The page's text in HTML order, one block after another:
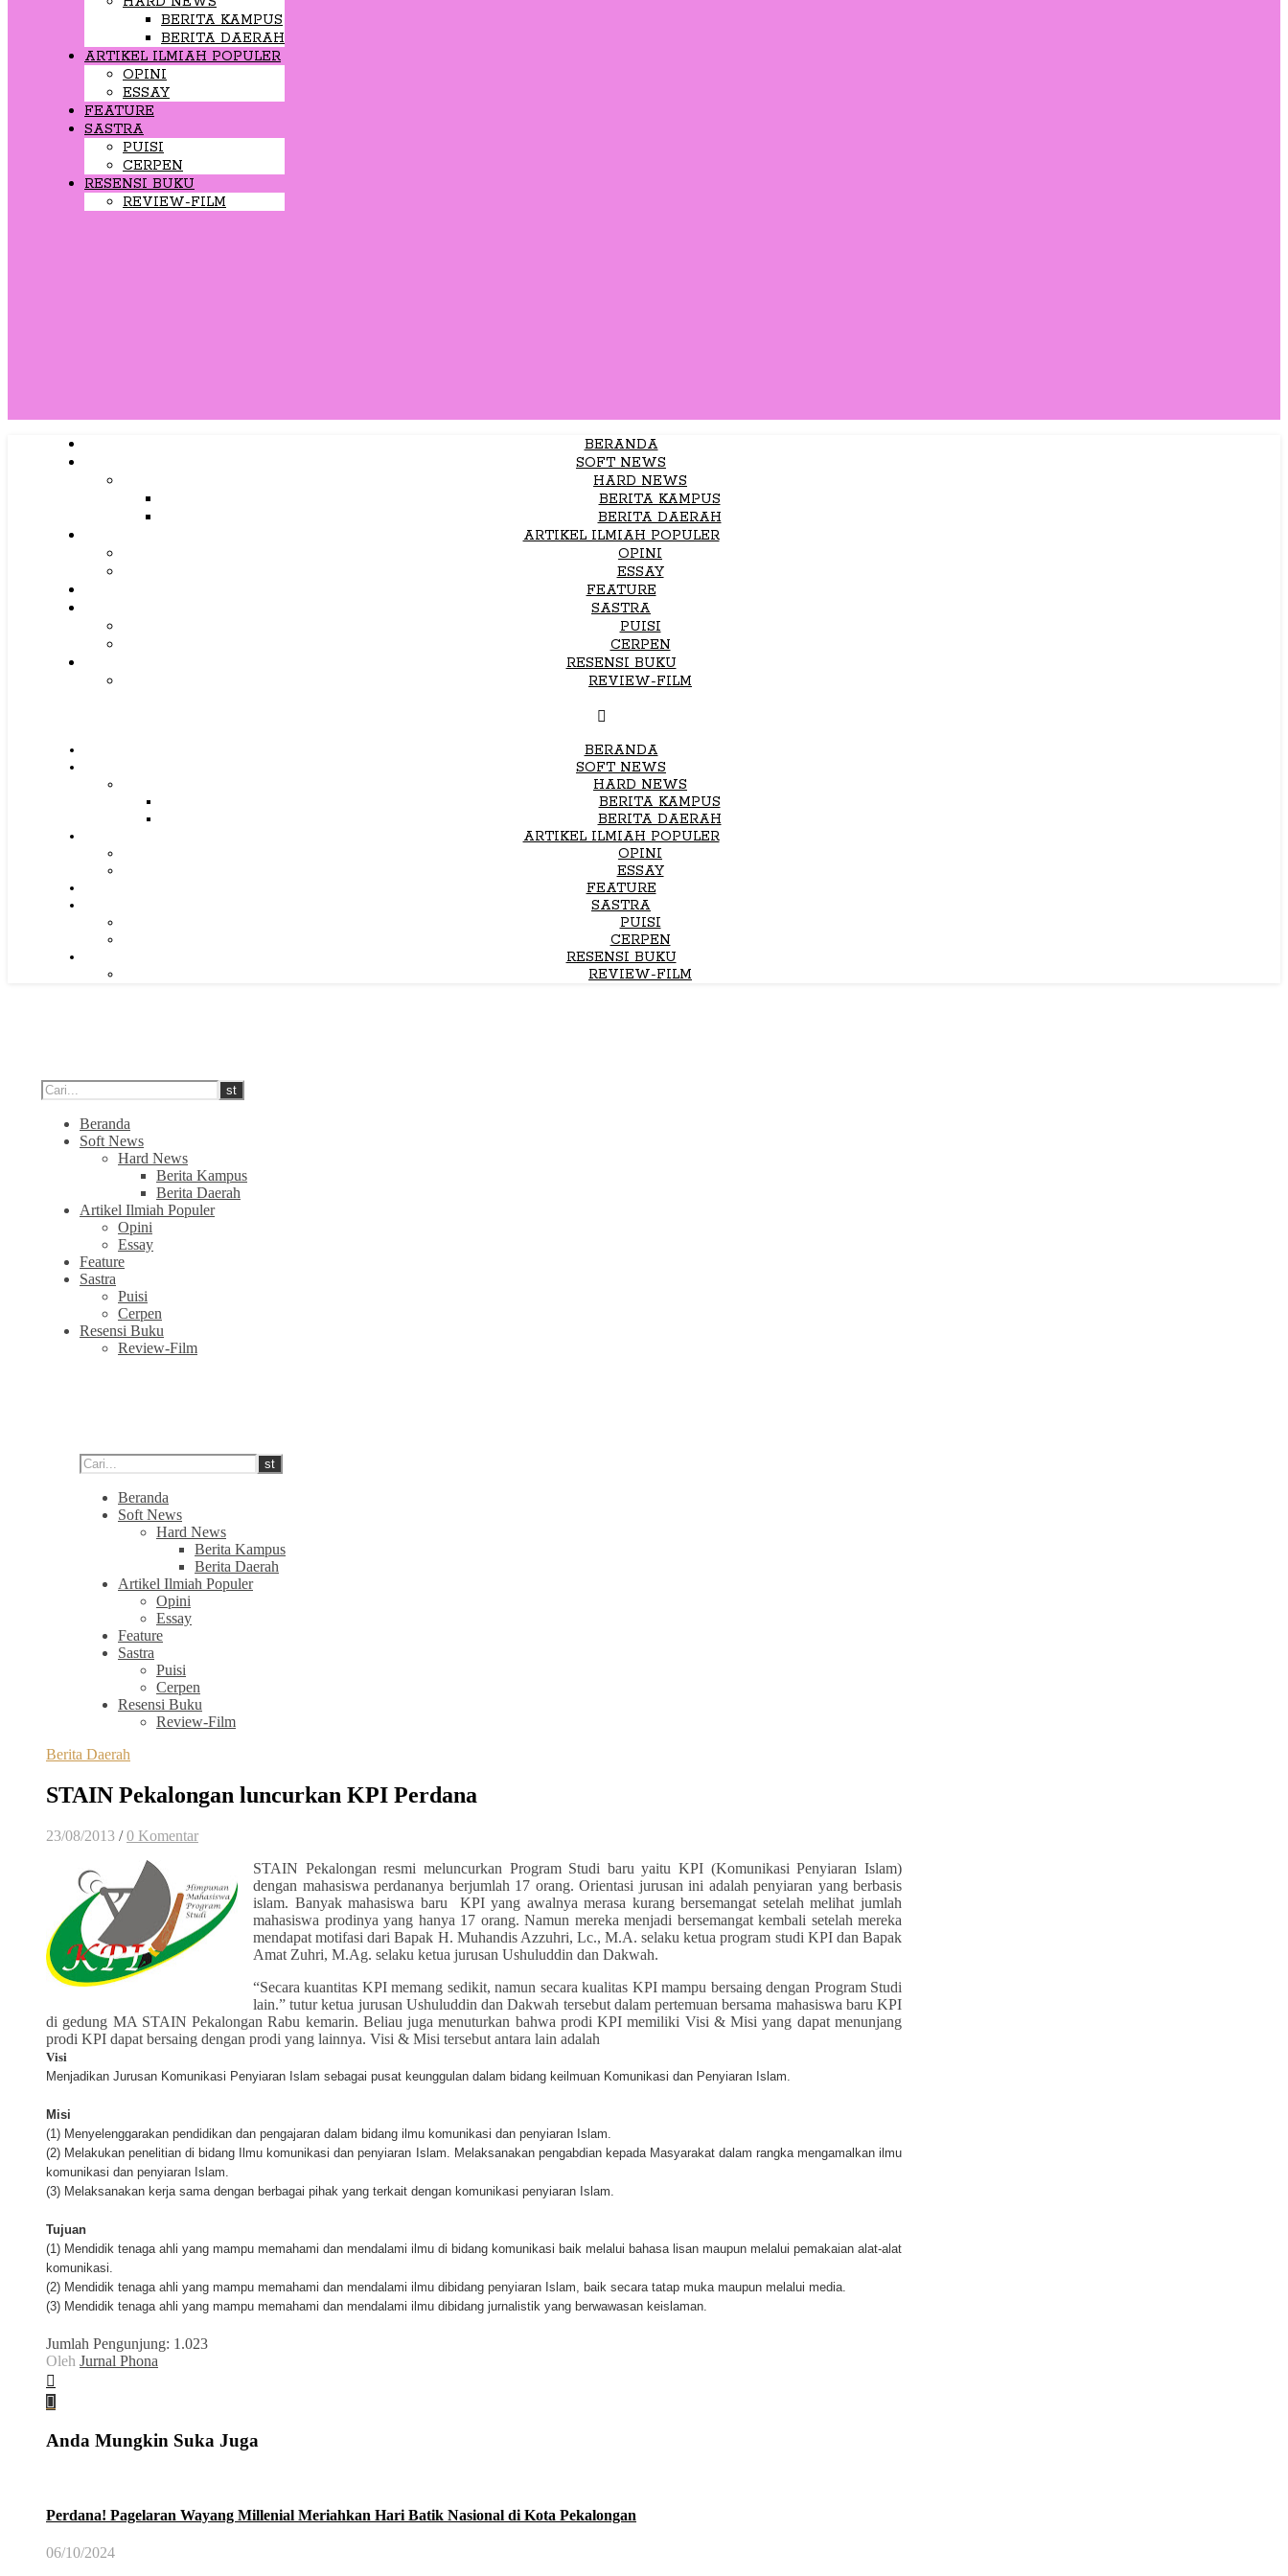
BERITA KAMPUS
BERITA DAERAH
ARTIKEL ILMIAH POPULER
OPINI
ESSAY
FEATURE
SASTRA
PUISI
CERPEN
RESENSI BUKU
REVIEW-FILM
BERANDA
SOFT NEWS
HARD NEWS
BERITA KAMPUS
BERITA DAERAH
ARTIKEL ILMIAH POPULER
OPINI
ESSAY
FEATURE
SASTRA
PUISI
CERPEN
RESENSI BUKU
REVIEW-FILM
BERANDA
SOFT NEWS
HARD NEWS
BERITA KAMPUS
BERITA DAERAH
ARTIKEL ILMIAH POPULER
OPINI
ESSAY
FEATURE
SASTRA
PUISI
CERPEN
RESENSI BUKU
REVIEW-FILM
Beranda
Soft News
Hard News
Berita Kampus
Berita Daerah
Artikel Ilmiah Populer
Opini
Essay
Feature
Sastra
Puisi
Cerpen
Resensi Buku
Review-Film
Beranda
Soft News
Hard News
Berita Kampus
Berita Daerah
Artikel Ilmiah Populer
Opini
Essay
Feature
Sastra
Puisi
Cerpen
Resensi Buku
Review-Film
Berita Daerah
STAIN Pekalongan luncurkan KPI Perdana
23/08/2013 / 0 Komentar
STAIN Pekalongan resmi meluncurkan Program Studi baru yaitu KPI (Komunikasi Penyiaran Islam)
dengan mahasiswa perdananya berjumlah 17 orang. Orientasi jurusan ini adalah penyiaran yang berbasis
islam. Banyak mahasiswa baru KPI yang awalnya merasa kurang bersemangat setelah melihat jumlah
mahasiswa prodinya yang hanya 17 orang. Namun mereka menjadi bersemangat kembali setelah mereka
mendapat motifasi dari Bapak H. Muhandis Azzuhri, Lc., M.A. selaku ketua program studi KPI dan Bapak
Amat Zuhri, M.Ag. selaku ketua jurusan Ushuluddin dan Dakwah.
“Secara kuantitas KPI memang sedikit, namun secara kualitas KPI mampu bersaing dengan Program Studi
lain.” tutur ketua jurusan Ushuluddin dan Dakwah tersebut dalam pertemuan bersama mahasiswa baru KPI
di gedung MA STAIN Pekalongan Rabu kemarin. Beliau juga menuturkan bahwa prodi KPI memiliki Visi & Misi yang dapat menunjang
prodi KPI dapat bersaing dengan prodi yang lainnya. Visi & Misi tersebut antara lain adalah
Visi
Menjadikan Jurusan Komunikasi Penyiaran Islam sebagai pusat keunggulan dalam bidang keilmuan Komunikasi dan Penyiaran Islam.
Misi
(1) Menyelenggarakan pendidikan dan pengajaran dalam bidang ilmu komunikasi dan penyiaran Islam.
(2) Melakukan penelitian di bidang Ilmu komunikasi dan penyiaran Islam. Melaksanakan pengabdian kepada Masyarakat dalam rangka mengamalkan ilmu
komunikasi dan penyiaran Islam.
(3) Melaksanakan kerja sama dengan berbagai pihak yang terkait dengan komunikasi penyiaran Islam.
Tujuan
(1) Mendidik tenaga ahli yang mampu memahami dan mendalami ilmu di bidang komunikasi baik melalui bahasa lisan maupun melalui pemakaian alat-alat
komunikasi.
(2) Mendidik tenaga ahli yang mampu memahami dan mendalami ilmu dibidang penyiaran Islam, baik secara tatap muka maupun melalui media.
(3) Mendidik tenaga ahli yang mampu memahami dan mendalami ilmu dibidang jurnalistik yang berwawasan keislaman.
Jumlah Pengunjung: 1.023
Oleh Jurnal Phona
Anda Mungkin Suka Juga
Perdana! Pagelaran Wayang Millenial Meriahkan Hari Batik Nasional di Kota Pekalongan
06/10/2024